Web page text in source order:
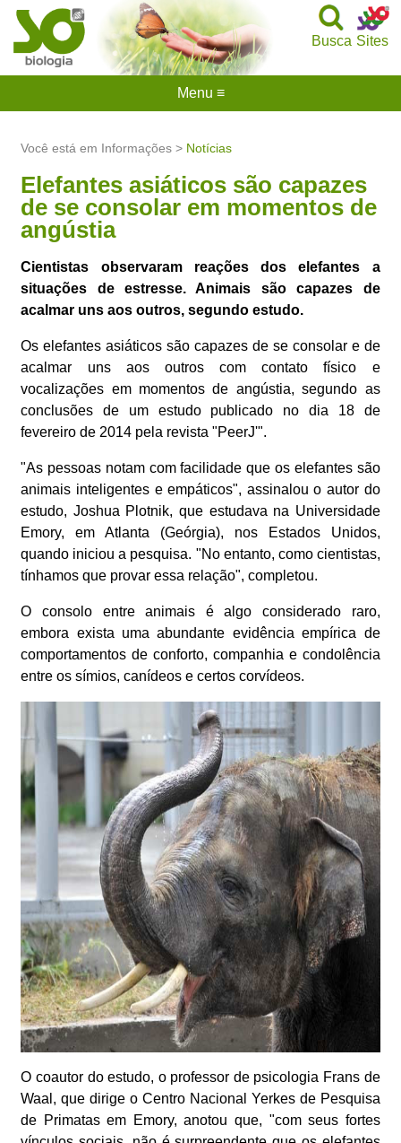
Sites
Busca
Você está em Informações > Notícias
Elefantes asiáticos são capazes
de se consolar em momentos de
angústia
Cientistas observaram reações dos elefantes a
situações de estresse. Animais são capazes de
acalmar uns aos outros, segundo estudo.
Os elefantes asiáticos são capazes de se consolar e de
acalmar uns aos outros com contato físico e
vocalizações em momentos de angústia, segundo as
conclusões de um estudo publicado no dia 18 de
fevereiro de 2014 pela revista "PeerJ'".
"As pessoas notam com facilidade que os elefantes são
animais inteligentes e empáticos", assinalou o autor do
estudo, Joshua Plotnik, que estudava na Universidade
Emory, em Atlanta (Geórgia), nos Estados Unidos,
quando iniciou a pesquisa. "No entanto, como cientistas,
tínhamos que provar essa relação", completou.
O consolo entre animais é algo considerado raro,
embora exista uma abundante evidência empírica de
comportamentos de conforto, companhia e condolência
entre os símios, canídeos e certos corvídeos.
O coautor do estudo, o professor de psicologia Frans de
Waal, que dirige o Centro Nacional Yerkes de Pesquisa
de Primatas em Emory, anotou que, "com seus fortes